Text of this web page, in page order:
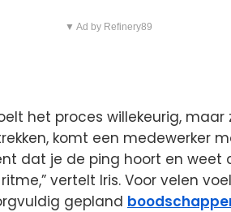
▼ Ad by Refinery89
het proces willekeurig, maar
komt een medewerker
dat je de ping hoort en weet
vertelt Iris. Voor velen
gepland